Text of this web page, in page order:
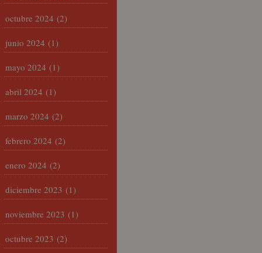
octubre 2024 (2)
junio 2024 (1)
mayo 2024 (1)
abril 2024 (1)
marzo 2024 (2)
febrero 2024 (2)
enero 2024 (2)
diciembre 2023 (1)
noviembre 2023 (1)
octubre 2023 (2)